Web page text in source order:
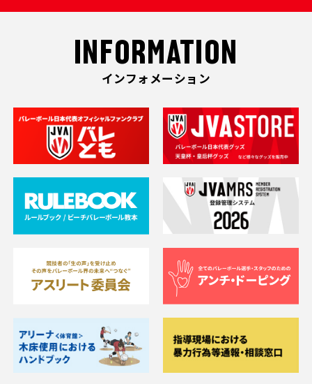
INFORMATION
インフォメーション